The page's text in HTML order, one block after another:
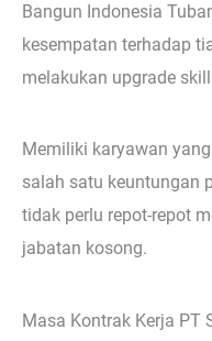
Bangun Indonesia
kesempatan terhadap
melakukan upgrade
Memiliki karyawan
salah satu keuntungan
tidak perlu repot-repot
jabatan kosong.
Masa Kontrak Kerja PT